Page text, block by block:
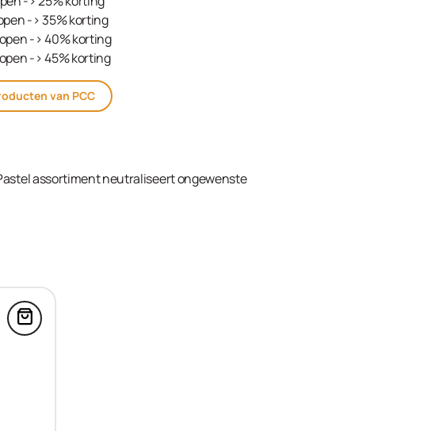
-> 35% korting
-> 40% korting
-> 45% korting
van PCC
assortiment neutraliseert ongewenste
winkelwagen
Voeg Cream Developer 2% (7 Vol.) 1000ml in de